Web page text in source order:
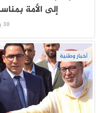
إلى الأمة
30 يوليو 2026
أخبار وطنية